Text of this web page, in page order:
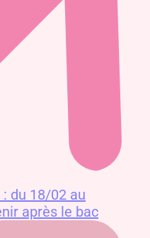
du 18/02 au
après le bac